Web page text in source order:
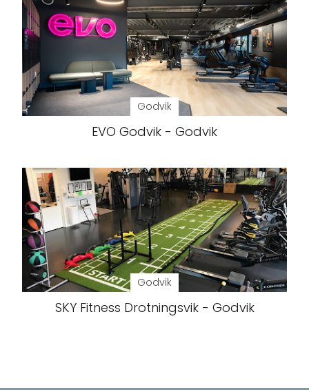
Godvik
EVO Godvik - Godvik
Godvik
SKY Fitness Drotningsvik - Godvik